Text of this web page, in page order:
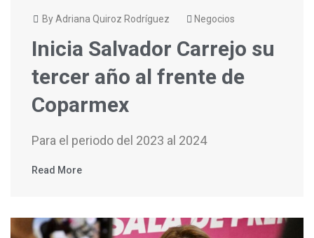
By Adriana Quiroz Rodríguez Negocios
Inicia Salvador Carrejo su
tercer año al frente de
Coparmex
Para el periodo del 2023 al 2024
Read More